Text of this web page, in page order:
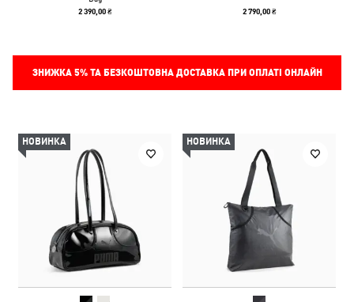
2 390,00 ₴ 2 790,00 ₴
ЗНИЖКА 5%ТА БЕЗКОШТОВНА ДОСТАВКА ПРИ ОПЛАТІ ОНЛАЙН
НОВИНКА НОВИНКА